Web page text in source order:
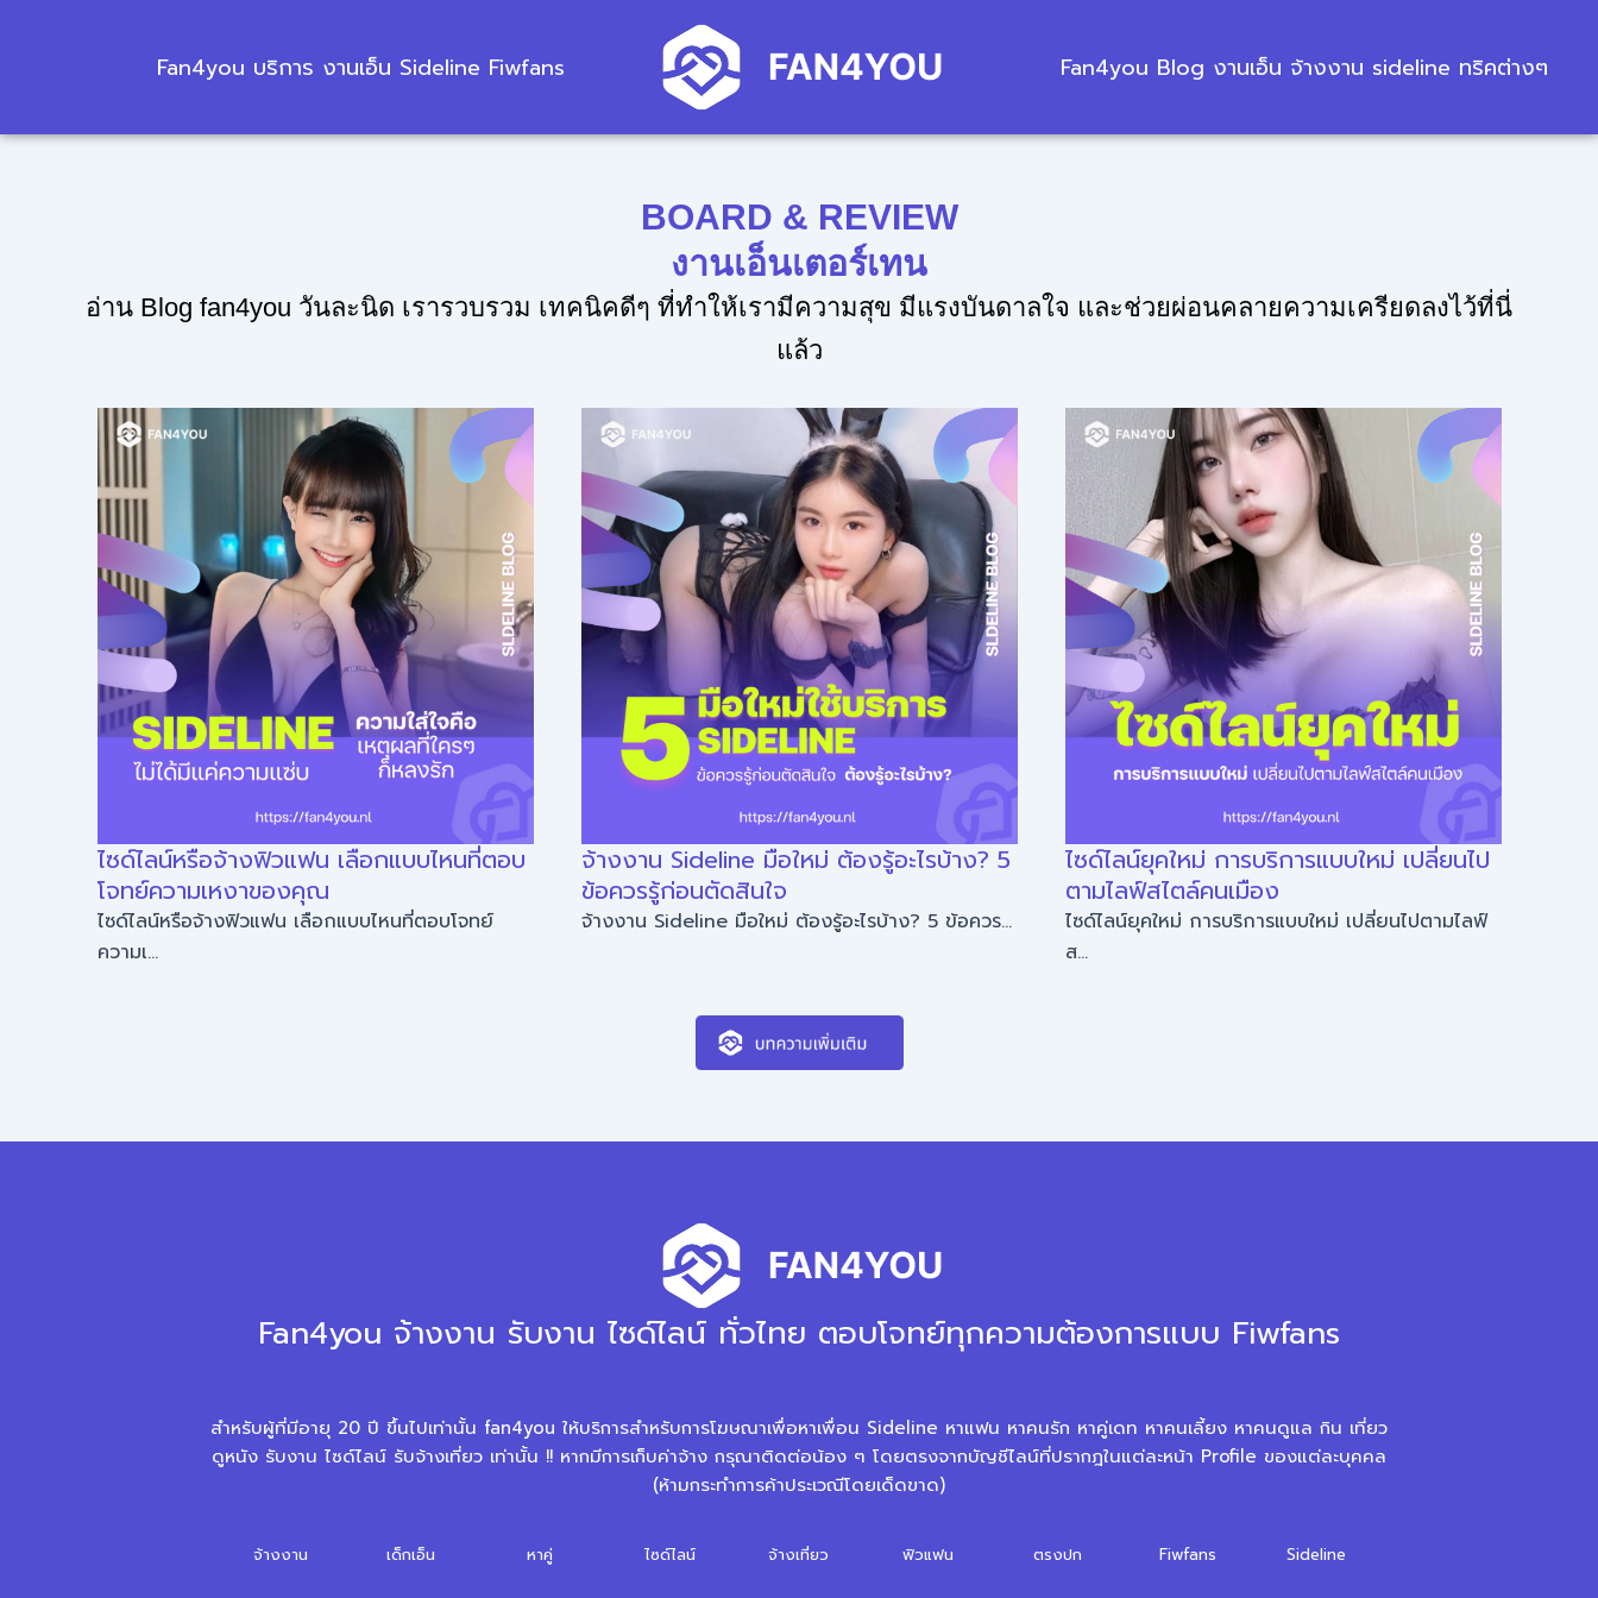
Fan4you บริการ งานเอ็น Sideline Fiwfans Fan4you Blog งานเอ็น จ้างงาน sideline ทริคต่างๆ
BOARD & REVIEW
งานเอ็นเตอร์เทน
อ่าน Blog fan4you วันละนิด เรารวบรวม เทคนิคดีๆ ที่ทำให้เรามีความสุข มีแรงบันดาลใจ และช่วยผ่อนคลายความเครียดลงไว้ที่นี่
แล้ว
ไซด์ไลน์หรือจ้างฟิวแฟน เลือกแบบไหนที่ตอบ
โจทย์ความเหงาของคุณ
ไซด์ไลน์หรือจ้างฟิวแฟน เลือกแบบไหนที่ตอบโจทย์
ความเ...
จ้างงาน Sideline มือใหม่ ต้องรู้อะไรบ้าง? 5
ข้อควรรู้ก่อนตัดสินใจ
จ้างงาน Sideline มือใหม่ ต้องรู้อะไรบ้าง? 5 ข้อควร...
ไซด์ไลน์ยุคใหม่ การบริการแบบใหม่ เปลี่ยนไป
ตามไลฟ์สไตล์คนเมือง
ไซด์ไลน์ยุคใหม่ การบริการแบบใหม่ เปลี่ยนไปตามไลฟ์
ส...
Fan4you จ้างงาน รับงาน ไซด์ไลน์ ทั่วไทย ตอบโจทย์ทุกความต้องการแบบ Fiwfans
สำหรับผู้ที่มีอายุ 20 ปี ขึ้นไปเท่านั้น fan4you ให้บริการสำหรับการโฆษณาเพื่อหาเพื่อน Sideline หาแฟน หาคนรัก หาคู่เดท หาคนเลี้ยง หาคนดูแล กิน เที่ยว
ดูหนัง รับงาน ไซด์ไลน์ รับจ้างเที่ยว เท่านั้น !! หากมีการเก็บค่าจ้าง กรุณาติดต่อน้อง ๆ โดยตรงจากบัญชีไลน์ที่ปรากฎในแต่ละหน้า Profile ของแต่ละบุคคล
(ห้ามกระทำการค้าประเวณีโดยเด็ดขาด)
จ้างงาน เด็กเอ็น หาคู่ ไซด์ไลน์ จ้างเที่ยว ฟิวแฟน ตรงปก Fiwfans Sideline